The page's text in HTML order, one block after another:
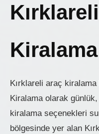
Kiralama
Kırklareli araç
Kiralama olarak
kiralama seçenekleri
bölgesinde yer alan